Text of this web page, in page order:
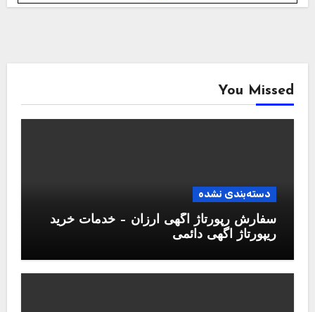
You Missed
دسته‌بندی نشده
سفارش رپورتاژ آگهی ارزان – خدمات خرید
ریپورتاژ اگهی دائمی